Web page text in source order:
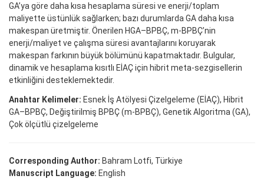
GA’ya göre daha kısa hesaplama süresi ve enerji/toplam
maliyette üstünlük sağlarken; bazı durumlarda GA daha kısa
makespan üretmiştir. Önerilen HGA–BPBÇ, m-BPBÇ’nin
enerji/maliyet ve çalışma süresi avantajlarını koruyarak
makespan farkının büyük bölümünü kapatmaktadır. Bulgular,
dinamik ve hesaplama kısıtlı EİAÇ için hibrit meta-sezgisellerin
etkinliğini desteklemektedir.
Anahtar Kelimeler: Esnek İş Atölyesi Çizelgeleme (EİAÇ), Hibrit
GA–BPBÇ, Değiştirilmiş BPBÇ (m-BPBÇ), Genetik Algoritma (GA),
Çok ölçütlü çizelgeleme
Corresponding Author: Bahram Lotfi, Türkiye
Manuscript Language: English